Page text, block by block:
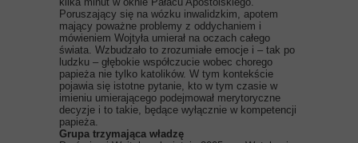
Poruszający się na wózku inwalidzkim, apotem
mający poważne problemy z oddychaniem i
mówieniem Wojtyła umierał na oczach całego
świata. Wzbudzało to zrozumiałe emocje i – tak po
ludzku – głębokie współczucie wobec chorego
papieża nie tylko katolików. W tym kontekście
pojawia się istotne pytanie, kto w tym czasie w
imieniu umierającego podejmował merytoryczne
decyzje i to takie, będące wyłącznie w kompetencji
papieża.
Grupa trzymająca władzę